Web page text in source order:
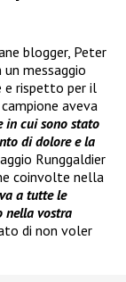
blogger, Peter
messaggio
e rispetto per il
aveva
in cui sono stato
di dolore e la
Runggaldier
coinvolte nella
a tutte le
nella vostra
di non voler